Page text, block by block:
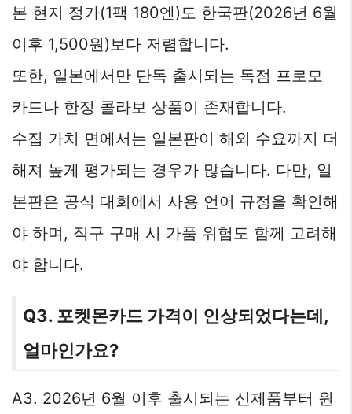
본 현지 정가(1팩 180엔)도 한국판(2026년 6월
이후 1,500원)보다 저렴합니다.
또한, 일본에서만 단독 출시되는 독점 프로모
카드나 한정 콜라보 상품이 존재합니다.
수집 가치 면에서는 일본판이 해외 수요까지 더
해져 높게 평가되는 경우가 많습니다. 다만, 일
본판은 공식 대회에서 사용 언어 규정을 확인해
야 하며, 직구 구매 시 가품 위험도 함께 고려해
야 합니다.
Q3. 포켓몬카드 가격이 인상되었다는데,
얼마인가요?
A3. 2026년 6월 이후 출시되는 신제품부터 원